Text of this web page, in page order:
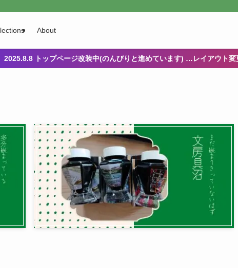
About
2025.8.8 トップページ改装中(のんびりと進めています) …レイアウト変